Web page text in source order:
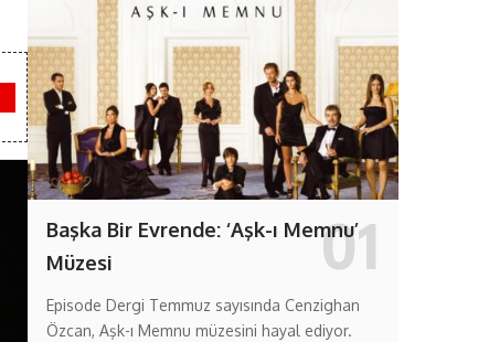
Başka Bir Evrende: ‘Aşk-ı Memnu’
Müzesi
Episode Dergi Temmuz sayısında Cenzighan
Özcan, Aşk-ı Memnu müzesini hayal ediyor.